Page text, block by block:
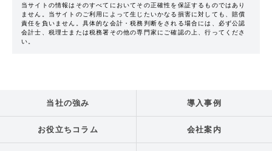
当サイトの情報はそのすべてにおいてその正確性を保証するものではあり
ません。当サイトのご利用によって生じたいかなる損害に対しても、賠償
責任を負いません。具体的な会計・税務判断をされる場合には、必ず公認
会計士、税理士または税務署その他の専門家にご確認の上、行ってくださ
い。
当社の強み 導入事例
お役立ちコラム 会社案内